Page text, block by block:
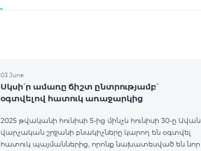
03 June
Սկսի՛ր ամառը ճիշտ ընտրությամբ՝
օգտվելով հատուկ առաջարկից
2025 թվականի հունիսի 5-ից մինչև հունիսի 30-ը Ավան
վարչական շրջանի բնակիչները կարող են օգտվել
հատուկ պայմաններից, որոնք նախատեսված են նոր